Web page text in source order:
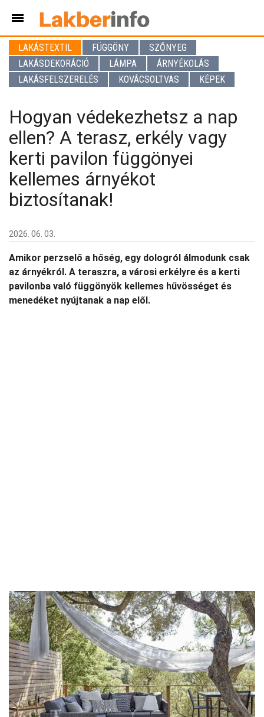
LAKÁSTEXTIL FÜGGÖNY
SZŐNYEG
LAKÁSDEKORÁCIÓ
LÁMPA
ÁRNYÉKOLÁS
LAKÁSFELSZERELÉS
KOVÁCSOLTVAS KÉPEK
Hogyan védekezhetsz a nap
ellen? A terasz, erkély vagy
kerti pavilon függönyei
kellemes árnyékot
biztosítanak!
2026. 06. 03.
Amikor perzselő a hőség, egy dologról álmodunk csak
az árnyékról. A teraszra, a városi erkélyre és a kerti
pavilonba való függönyök kellemes hűvösséget és
menedéket nyújtanak a nap elől.